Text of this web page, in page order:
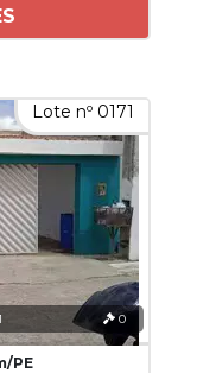
Lote nº 0171
0
PE